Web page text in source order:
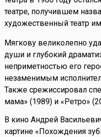
театре, получившем
художественный театр
Мягкову великолепно
души и глубокий
неприметностью его
незаменимым
Также срежиссировал
мама» (1989) и «Ретро»
В кино Андрей
картине «Похождения